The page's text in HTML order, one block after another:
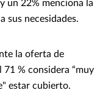
un 22% menciona la
sus necesidades.
la oferta de
71 % considera “muy
estar cubierto.